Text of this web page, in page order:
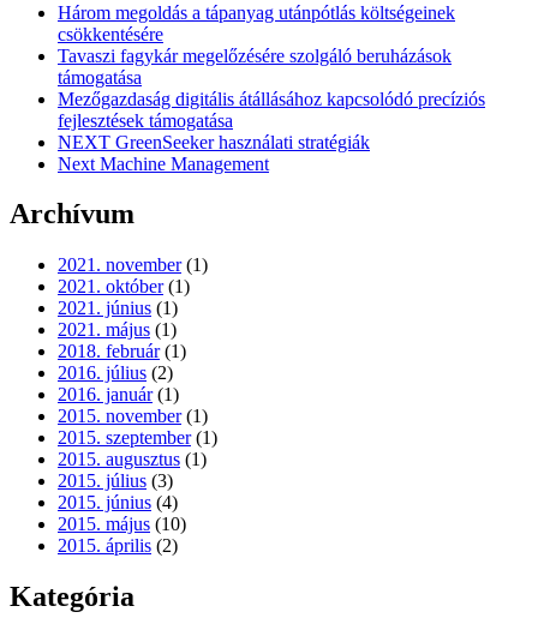
Három megoldás a tápanyag utánpótlás költségeinek
csökkentésére
Tavaszi fagykár megelőzésére szolgáló beruházások
támogatása
Mezőgazdaság digitális átállásához kapcsolódó precíziós
fejlesztések támogatása
NEXT GreenSeeker használati stratégiák
Next Machine Management
Archívum
2021. november(1)
2021. október(1)
2021. június (1)
2021. május (1)
2018. február(1)
2016. július (2)
2016. január(1)
2015. november(1)
2015. szeptember(1)
2015. augusztus (1)
2015. július (3)
2015. június (4)
2015. május (10)
2015. április (2)
Kategória